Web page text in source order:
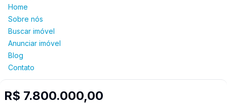
R$ 7.800.000,00
Home
Sobre nós
Buscar imóvel
Anunciar imóvel
Blog
Contato